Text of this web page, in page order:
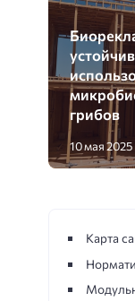
грибов
10 мая 2025
Карта